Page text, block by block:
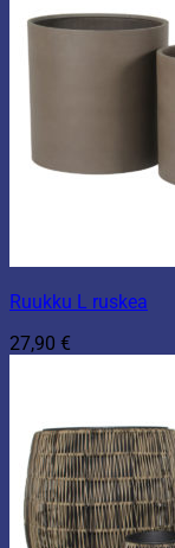
Ruukku L ruskea
27,90 €